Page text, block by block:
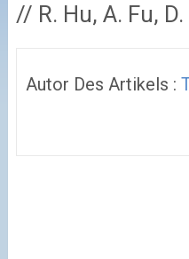
// R. Hu, A. Fu,
Autor Des Artikels :